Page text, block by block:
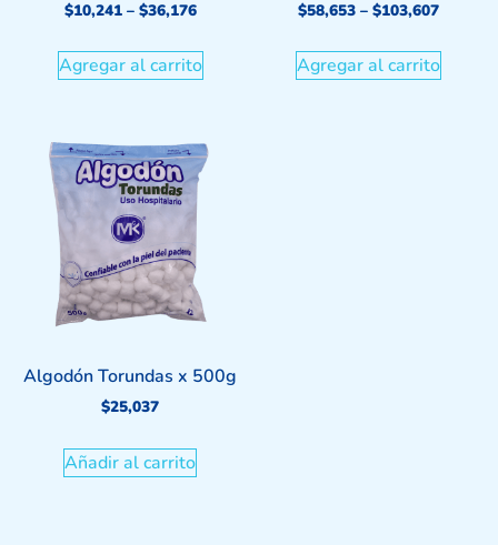
$10,241 – $36,176
Agregar al carrito
$58,653 – $103,607
Agregar al carrito
Algodón Torundas x 500g
$25,037
Añadir al carrito